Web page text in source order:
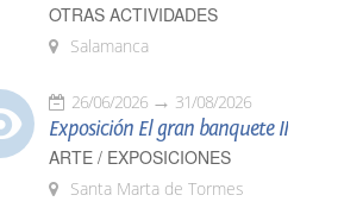
OTRAS ACTIVIDADES
Salamanca
26/06/2026 31/08/2026
Exposición El gran banquete II
ARTE / EXPOSICIONES
Santa Marta de Tormes